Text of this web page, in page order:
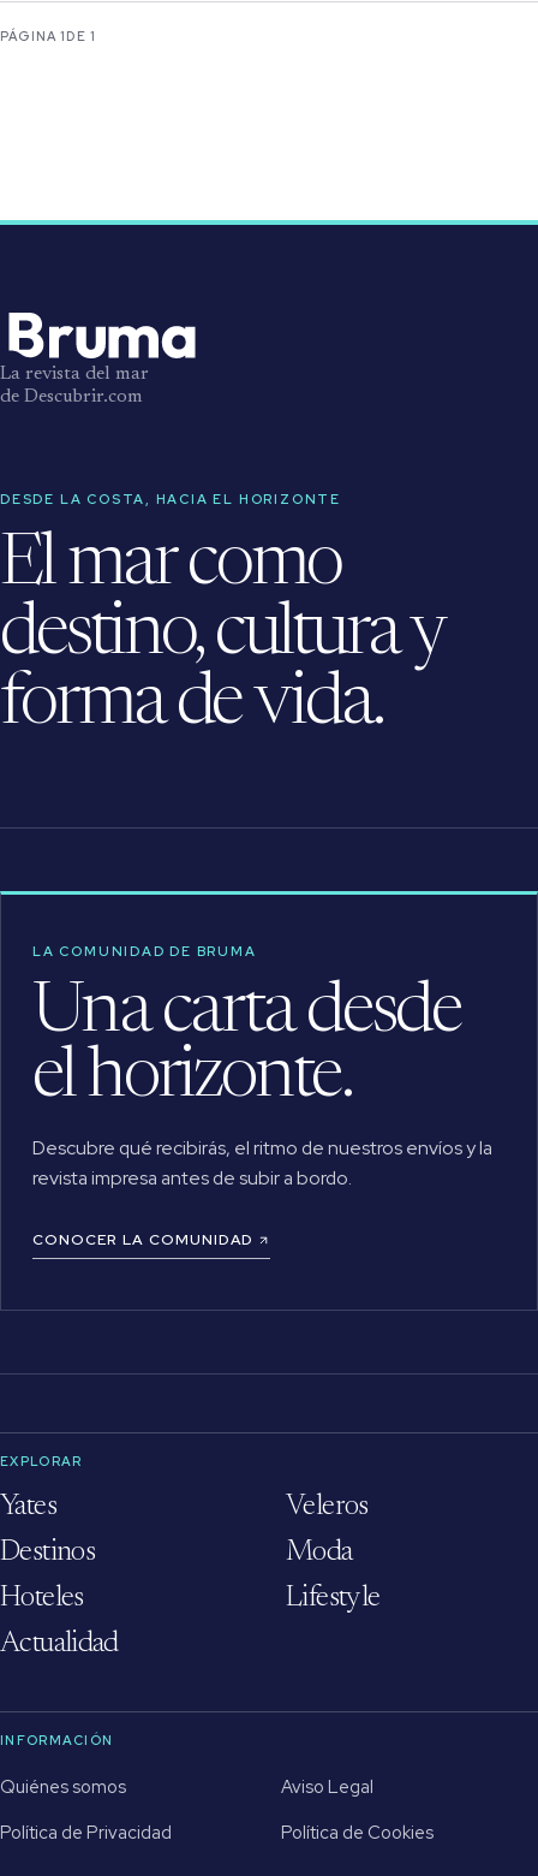
PÁGINA 1 DE 1
La revista del mar
de Descubrir.com
DESDE LA COSTA, HACIA EL HORIZONTE
El mar como
destino, cultura y
forma de vida.
LA COMUNIDAD DE BRUMA
Una carta desde
el horizonte.
Descubre qué recibirás, el ritmo de nuestros envíos y la
revista impresa antes de subir a bordo.
CONOCER LA COMUNIDAD
EXPLORAR
Yates
Veleros
Destinos
Moda
Hoteles
Lifestyle
Actualidad
INFORMACIÓN
Quiénes somos
Aviso Legal
Política de Privacidad
Política de Cookies